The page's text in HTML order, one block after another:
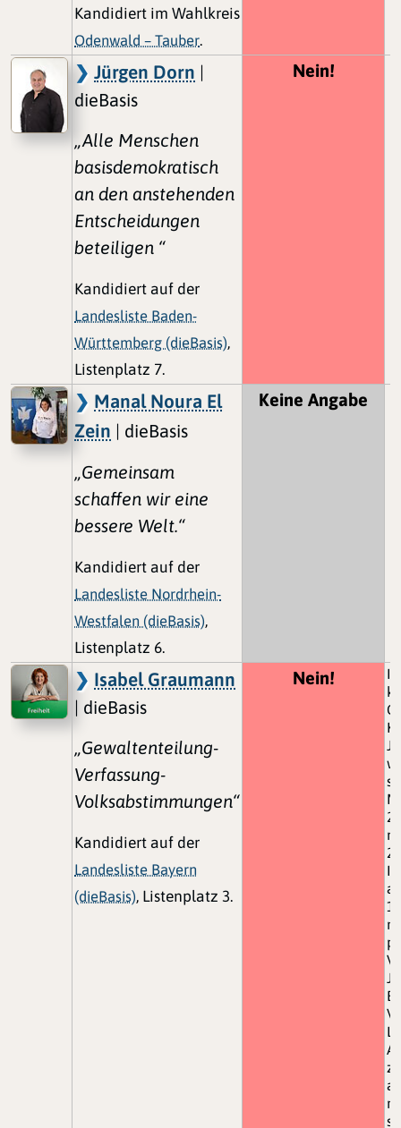
Kandidiert im Wahlkreis
Odenwald – Tauber.
Jürgen Dorn |
dieBasis
„Alle Menschen
basisdemokratisch
an den anstehenden
Entscheidungen
beteiligen “
Kandidiert auf der
Landesliste Baden-
Württemberg (dieBasis),
Listenplatz 7.
Nein!
Manal Noura El
Zein | dieBasis
„Gemeinsam
schaffen wir eine
bessere Welt.“
Kandidiert auf der
Landesliste Nordrhein-
Westfalen (dieBasis),
Listenplatz 6.
Keine Angabe
Isabel Graumann
| dieBasis
„Gewaltenteilung-
Verfassung-
Volksabstimmungen“
Kandidiert auf der
Landesliste Bayern
(dieBasis), Listenplatz 3.
Nein!